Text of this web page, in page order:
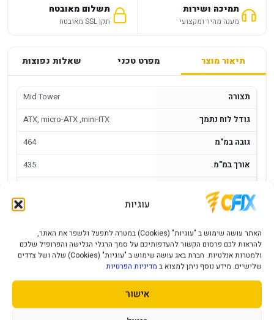
עוגיות
האתר עושה שימוש ב "עוגיות" (Cookies) במטרה לתפעל ולשפר את האתר,
להראות לכם פרסום הקשור להעדפותיכם על סמך הרגלי הגלישה והפרופיל שלכם
ולמטרות אנלטיות. חברת באג עושה שימוש ב "עוגיות" (Cookies) שלה ושל צדדים
שלישיים. מידע נוסף ניתן למצוא ב מדיניות הפרטיות
אישור
תמיכה ושירות
מענה מהיר ומקצועי
תשלום מאובטח
תקן SSL מאובטח
תיאור מוצר מפרט טכני שאלות נפוצות
תצורה
Mid Tower
גודל לוח נתמך
ATX, micro-ATX ,mini-ITX
גובה במ"מ
464
אורך במ"מ
435
חיבורי USB 3.0
2
חיבור
אוזניות+מיקרופון
צבע מארז
שחור
מיקום ספק כוח
תחתון